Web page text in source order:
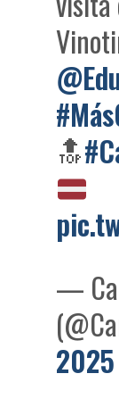
🔝
—
2025